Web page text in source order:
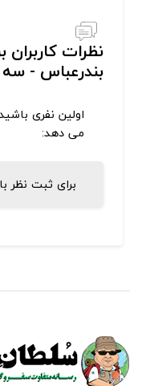
نظرات کاربران
بندرعباس -
اولین نفری
می دهد:
برای ثبت نظر